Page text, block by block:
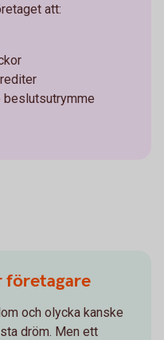
att:
beslutsutrymme
företagare
och olycka kanske
dröm. Men ett